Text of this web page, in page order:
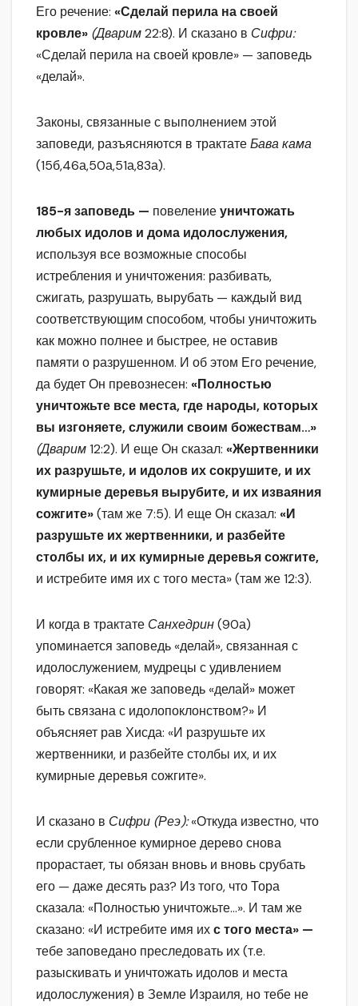
Его речение: «Сделай перила на своей
кровле» (Дварим22:8). И сказано в Сифри:
«Сделай перила на своей кровле» — заповедь
«делай».
Законы, связанные с выполнением этой
заповеди, разъясняются в трактатеБава кама
(15б,46а,50а,51а,83а).
185-я заповедь — повелениеуничтожать
любых идолов и дома идолослужения,
используя все возможные способы
истребления и уничтожения: разбивать,
сжигать, разрушать, вырубать — каждый вид
соответствующим способом, чтобы уничтожить
как можно полнее и быстрее, не оставив
памяти о разрушенном. И об этом Его речение,
да будет Он превознесен: «Полностью
уничтожьте все места, где народы, которых
вы изгоняете, служили своим божествам…»
(Дварим12:2). И еще Он сказал: «Жертвенники
их разрушьте, и идолов их сокрушите, и их
кумирные деревья вырубите, и их изваяния
сожгите»(там же 7:5). И еще Он сказал: «И
разрушьте их жертвенники, и разбейте
столбы их, и их кумирные деревья сожгите,
и истребите имя их с того места» (там же 12:3).
И когда в трактате Санхедрин(90а)
упоминается заповедь «делай», связанная с
идолослужением, мудрецы с удивлением
говорят: «Какая же заповедь «делай» может
быть связана с идолопоклонством?» И
объясняет рав Хисда: «И разрушьте их
жертвенники, и разбейте столбы их, и их
кумирные деревья сожгите».
И сказано в Сифри (Реэ):«Откуда известно, что
если срубленное кумирное дерево снова
прорастает, ты обязан вновь и вновь срубать
его — даже десять раз? Из того, что Тора
сказала: «Полностью уничтожьте…». И там же
сказано: «И истребите имя ихс того места» —
тебе заповедано преследовать их (т.е.
разыскивать и уничтожать идолов и места
идолослужения) в Земле Израиля, но тебе не